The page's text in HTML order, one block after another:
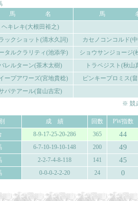
馬 名
馬
ヘキレキ(大根田裕之)
ックショット(清水久詞)
カセノコンコルド(
タルクラリティ(池添学)
ショウサンジョージ(
レルターン(茶木太樹)
トラペジスト(秋山
ープアワーズ(宮地貴稔)
ピンキープロミス(
パテアール(畠山吉宏)
※ 競
成 績 回数
PW指数
8-9-17-25-20-286 365 44
6-7-10-19-10-148 200 49
2-2-7-4-8-118 141 45
0-0-0-2-2-20 24 0